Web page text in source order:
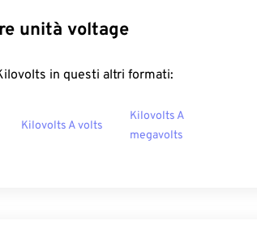
unità voltage
in questi altri formati:
Kilovolts A volts
Kilovolts A
megavolts